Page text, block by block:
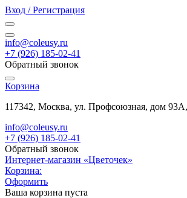
Вход / Регистрация
info@coleusy.ru
+7 (926) 185-02-41
Обратный звонок
Корзина
117342, Москва, ул. Профсоюзная, дом
info@coleusy.ru
+7 (926) 185-02-41
Обратный звонок
Интернет-магазин «Цветочек»
Корзина:
Оформить
Ваша корзина пуста